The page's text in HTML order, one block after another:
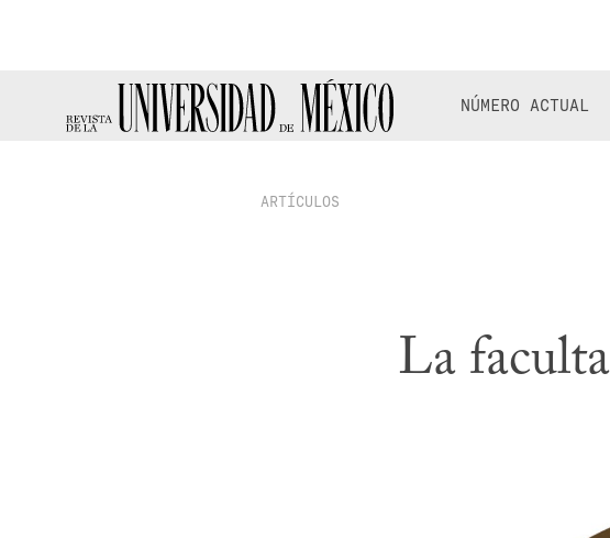
NÚMERO ACTUAL
ARTÍCULOS
La